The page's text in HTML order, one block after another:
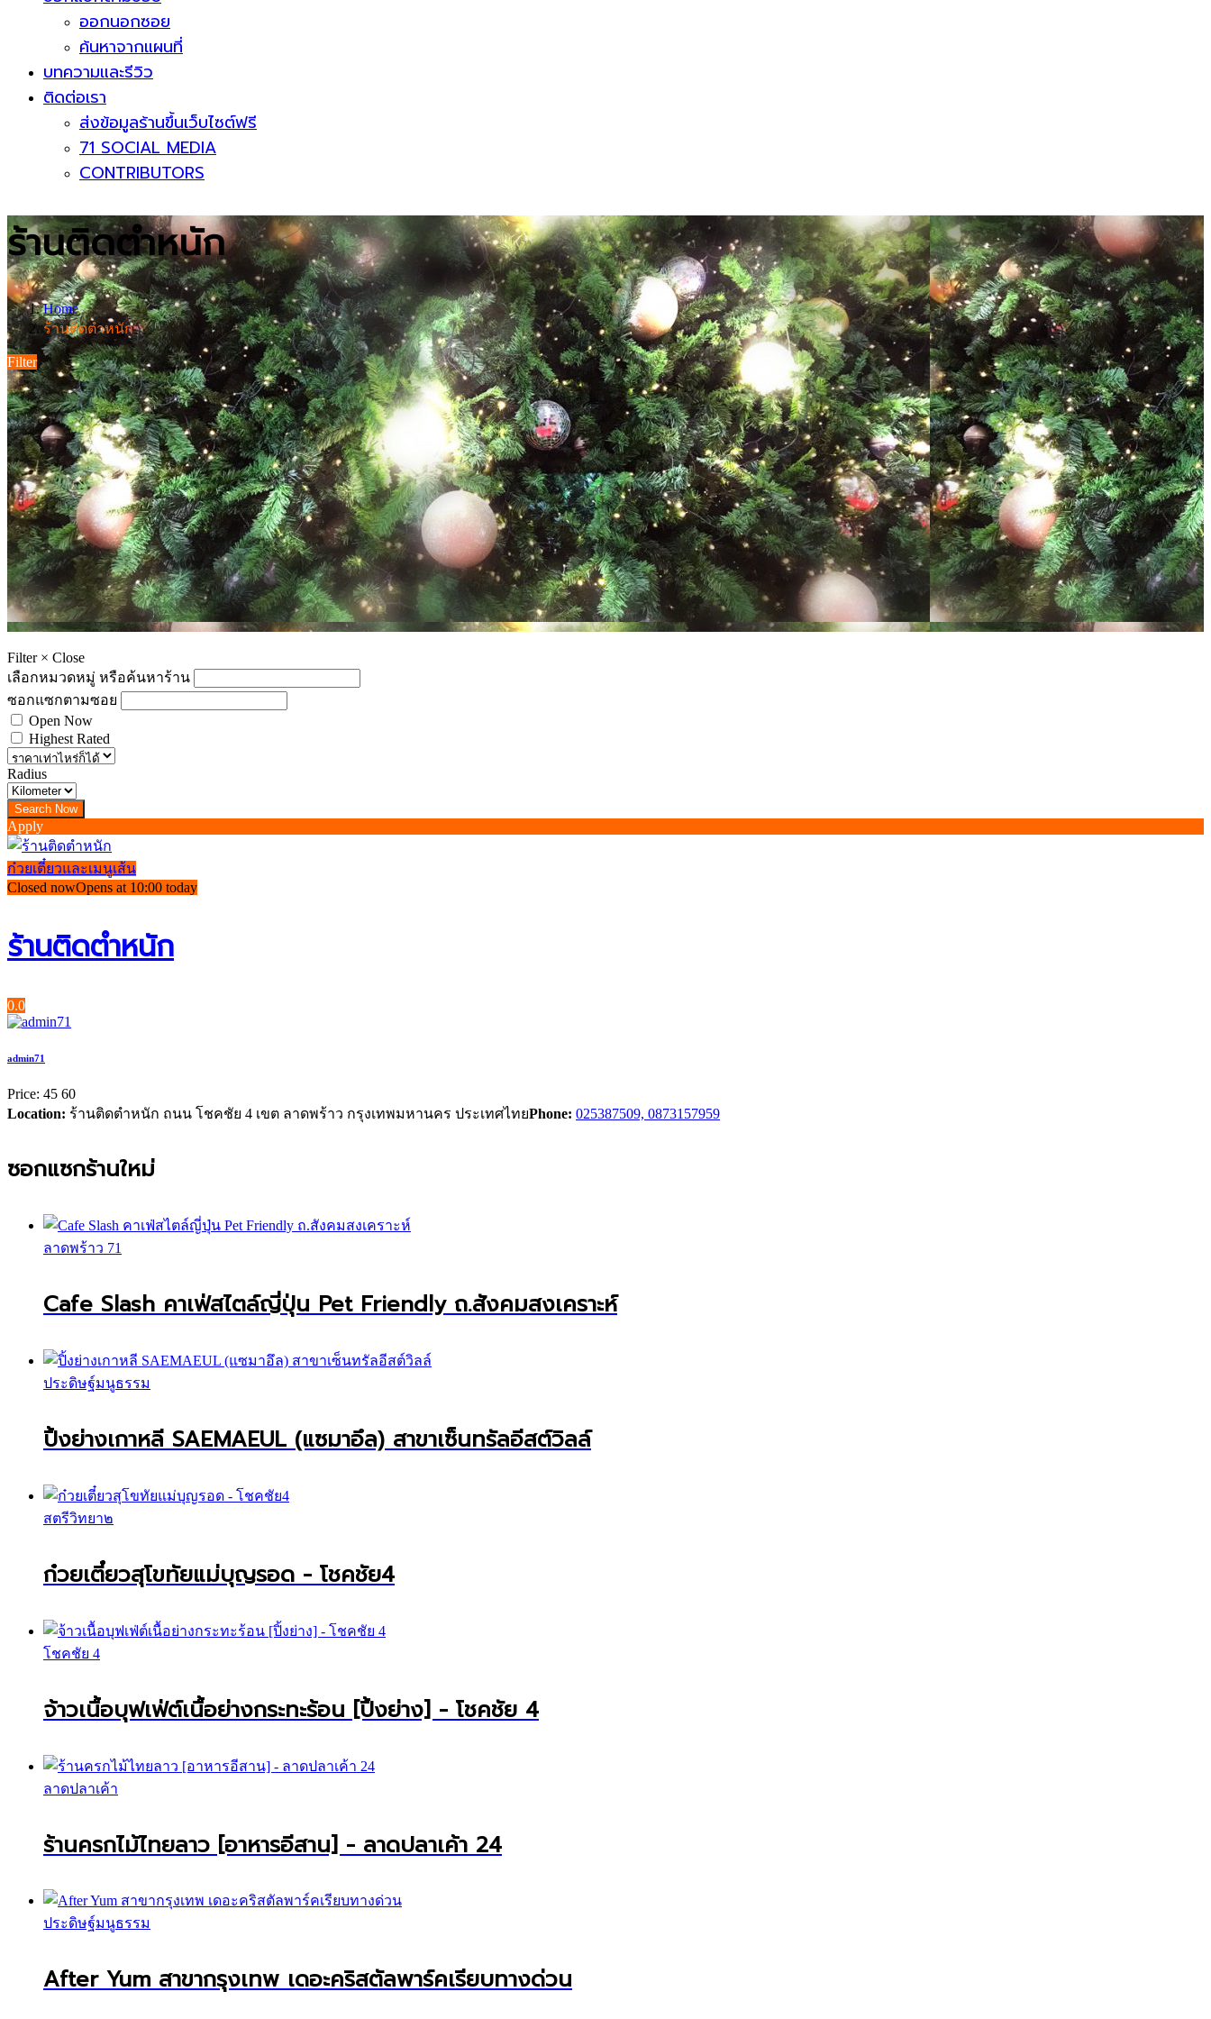
ออกนอกซอย
ค้นหาจากแผนที่
บทความและรีวิว
ติดต่อเรา
ส่งข้อมูลร้านขึ้นเว็บไซต์ฟรี
71 SOCIAL MEDIA
CONTRIBUTORS
ร้านติดตำหนัก
Home
ร้านติดตำหนัก
Filter
Filter × Close
เลือกหมวดหมู่ หรือค้นหาร้าน
ซอกแซกตามซอย
Open Now
Highest Rated
Radius
Apply
ก๋วยเตี๋ยวและเมนูเส้น
Closed nowOpens at 10:00 today
ร้านติดตำหนัก
0.0
admin71
Price: 45 60
Location: ร้านติดตำหนัก ถนน โชคชัย 4 เขต ลาดพร้าว กรุงเทพมหานคร ประเทศไทยPhone: 025387509, 0873157959
ซอกแซกร้านใหม่
ลาดพร้าว 71
Cafe Slash คาเฟ่สไตล์ญี่ปุ่น Pet Friendly ถ.สังคมสงเคราะห์
ประดิษฐ์มนูธรรม
ปิ้งย่างเกาหลี SAEMAEUL (แซมาอึล) สาขาเซ็นทรัลอีสต์วิลล์
สตรีวิทยา๒
ก๋วยเตี๋ยวสุโขทัยแม่บุญรอด - โชคชัย4
โชคชัย 4
จ้าวเนื้อบุฟเฟ่ต์เนื้อย่างกระทะร้อน [ปิ้งย่าง] - โชคชัย 4
ลาดปลาเค้า
ร้านครกไม้ไทยลาว [อาหารอีสาน] - ลาดปลาเค้า 24
ประดิษฐ์มนูธรรม
After Yum สาขากรุงเทพ เดอะคริสตัลพาร์คเรียบทางด่วน